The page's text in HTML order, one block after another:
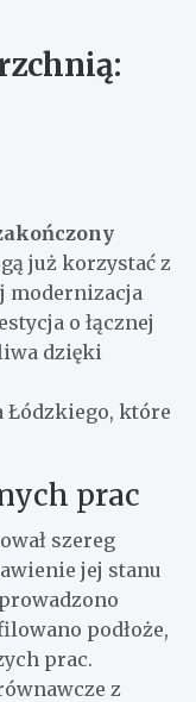
już korzystać z
modernizacja
o łącznej
dzięki
Łódzkiego, które
prac
szereg
jej stanu
podłoże,
prac.
z